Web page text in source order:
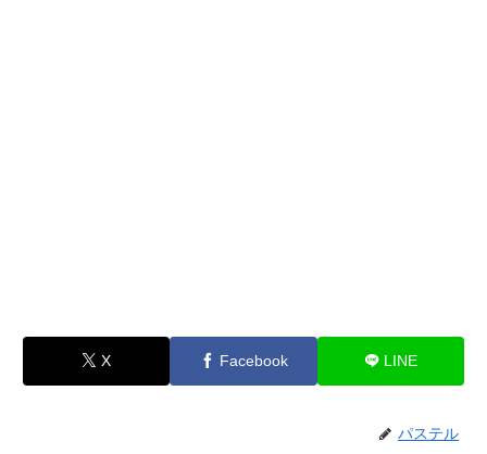
X Facebook LINE
パステル